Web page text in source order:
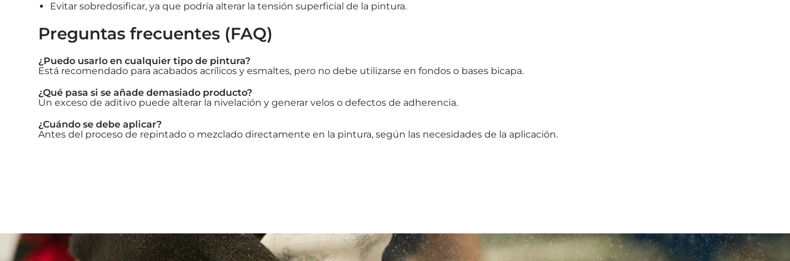
Evitar sobredosificar, ya que podría alterar la tensión superficial de la pintura.
Preguntas frecuentes (FAQ)
¿Puedo usarlo en cualquier tipo de pintura?
Está recomendado para acabados acrílicos y esmaltes, pero no debe utilizarse en fondos o bases bicapa.
¿Qué pasa si se añade demasiado producto?
Un exceso de aditivo puede alterar la nivelación y generar velos o defectos de adherencia.
¿Cuándo se debe aplicar?
Antes del proceso de repintado o mezclado directamente en la pintura, según las necesidades de la aplicación.